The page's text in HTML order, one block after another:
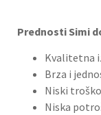
Prednosti Simi
Kvalitetna
Brza i
Niski
Niska